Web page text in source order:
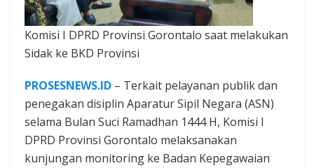
Komisi I DPRD Provinsi Gorontalo saat melakukan
Sidak ke BKD Provinsi
PROSESNEWS.ID – Terkait pelayanan publik dan
penegakan disiplin Aparatur Sipil Negara (ASN)
selama Bulan Suci Ramadhan 1444 H, Komisi I
DPRD Provinsi Gorontalo melaksanakan
kunjungan monitoring ke Badan Kepegawaian